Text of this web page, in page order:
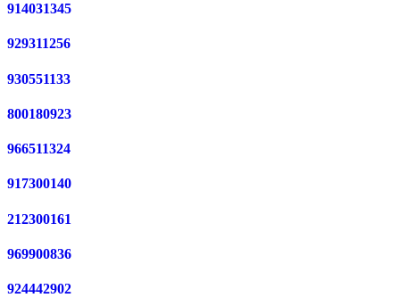
914031345
929311256
930551133
800180923
966511324
917300140
212300161
969900836
924442902